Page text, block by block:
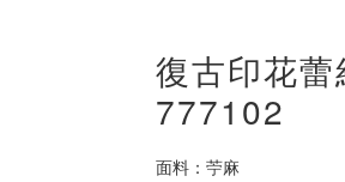
復古印花
777102
面料：苧麻